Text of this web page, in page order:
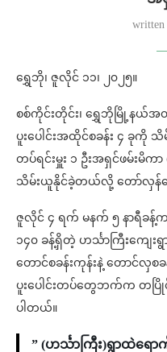
written
ရွှေဘို၊ ဇူလိုင် ၁၁၊ ၂၀၂၅။
စစ်ကိုင်းတိုင်း၊ ရွှေဘိုမြို့နယ်အ
ပူးပေါင်းအထိုင်စခန်း ၄ ခု
တပ်ရင်းမှူး ၁ ဦးအရှင်ဖမ်းမိက
သိမ်းယူနိုင်ခဲ့တယ်လို့ တော်လှန်
ဇူလိုင် ၄ ရက် မနက် ၅ နာရီခန့်က
၁၄၀ ခန့်ရှိတဲ့ ဟင်္သာကြီးကျေး
တောင်စခန်းကုန်းနဲ့ တောင်လှ
ပူးပေါင်းတပ်တွေဘက်က တ
ပါတယ်။
” (ဟင်္သာကြီး)ရွာထဲရ